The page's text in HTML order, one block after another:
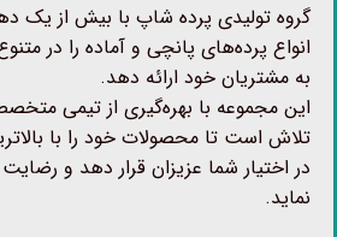
گروه تولیدی پرده شاپ با بیش از یک
انواع پرده‌های پانچی و آماده را در
به مشتریان خود ارائه دهد.
این مجموعه با بهره‌گیری از تیمی
تلاش است تا محصولات خود را با
در اختیار شما عزیزان قرار دهد و
نماید.